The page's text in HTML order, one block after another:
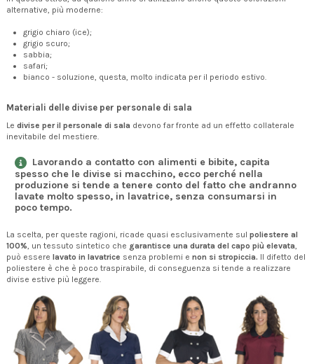
alternative, più moderne:
grigio chiaro (ice);
grigio scuro;
sabbia;
safari;
bianco - soluzione, questa, molto indicata per il periodo estivo.
Materiali delle divise per personale di sala
Le divise per il personale di sala devono far fronte ad un effetto collaterale
inevitabile del mestiere.
Lavorando a contatto con alimenti e bibite, capita
spesso che le divise si macchino, ecco perché nella
produzione si tende a tenere conto del fatto che andranno
lavate molto spesso, in lavatrice, senza consumarsi in
poco tempo.
La scelta, per queste ragioni, ricade quasi esclusivamente sul poliestere al
100%, un tessuto sintetico che garantisce una durata del capo più elevata,
può essere lavato in lavatrice senza problemi e non si stropiccia. Il difetto del
poliestere è che è poco traspirabile, di conseguenza si tende a realizzare
divise estive più leggere.